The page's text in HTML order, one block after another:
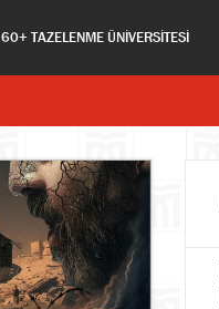
60+ TAZELENME ÜNİVERSİTESİ